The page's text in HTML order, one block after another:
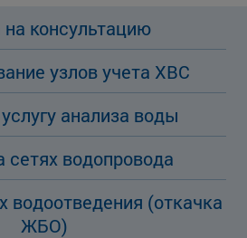
консультацию
узлов учета ХВС
анализа воды
сетях водопровода
водоотведения (откачка
ЖБО)